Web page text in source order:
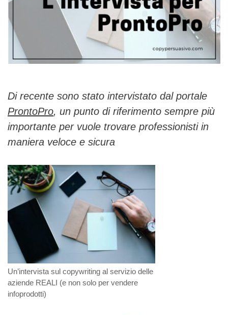
Di recente sono stato intervistato dal portale
ProntoPro, un punto di riferimento sempre più
importante per vuole trovare professionisti in
maniera veloce e sicura
Un’intervista sul copywriting al servizio delle
aziende REALI (e non solo per vendere
infoprodotti)